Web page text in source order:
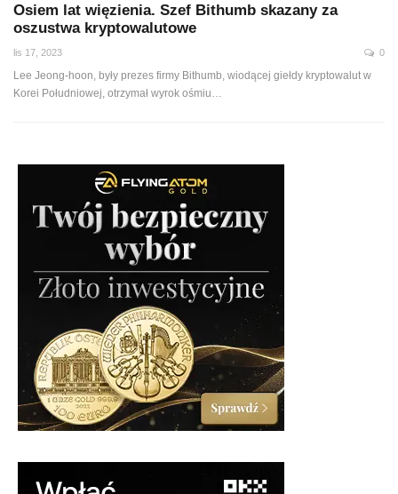
Osiem lat więzienia. Szef Bithumb skazany za
oszustwa kryptowalutowe
lis 17, 2023 0
Lee Jeong-hoon, były prezes firmy Bithumb, wiodącej giełdy kryptowalut w
Korei Południowej, otrzymał wyrok ośmiu…